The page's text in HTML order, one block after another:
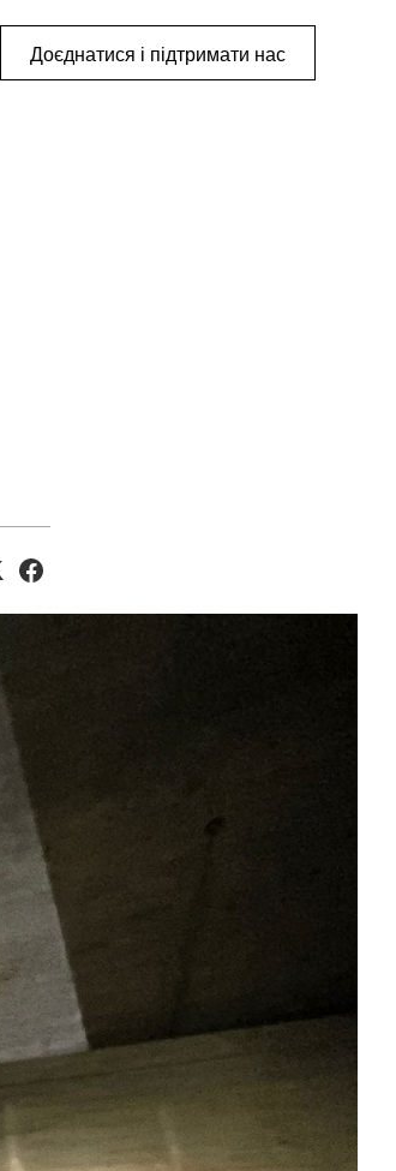
Доєднатися і підтримати нас